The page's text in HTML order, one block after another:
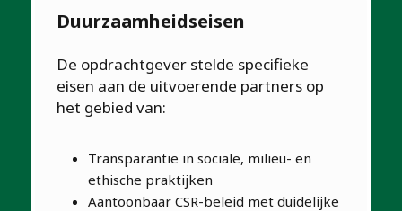
Duurzaamheidseisen
De opdrachtgever stelde specifieke
eisen aan de uitvoerende partners op
het gebied van:
Transparantie in sociale, milieu- en
ethische praktijken
Aantoonbaar CSR-beleid met duidelijke